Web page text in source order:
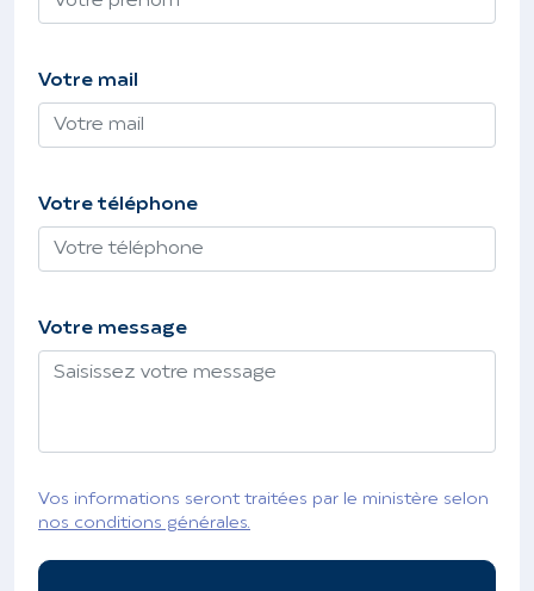
Votre mail
Votre téléphone
Votre message
Vos informations seront traitées par le ministère selon
nos conditions générales.